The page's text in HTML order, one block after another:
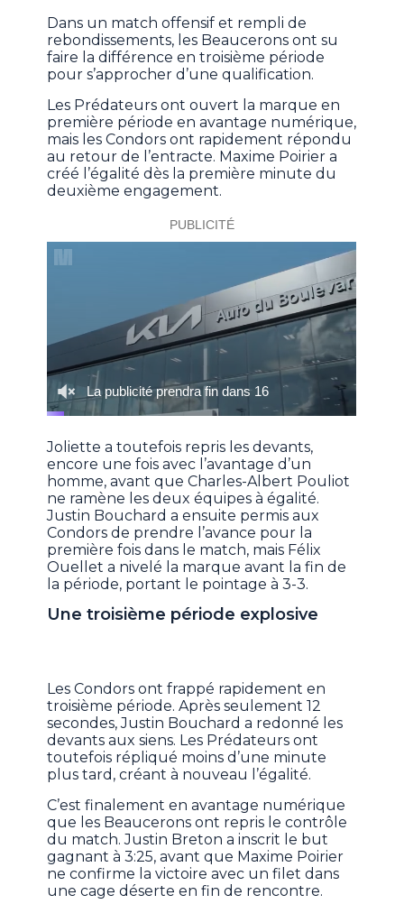
Dans un match offensif et rempli de
rebondissements, les Beaucerons ont su
faire la différence en troisième période
pour s’approcher d’une qualification.
Les Prédateurs ont ouvert la marque en
première période en avantage numérique,
mais les Condors ont rapidement répondu
au retour de l’entracte. Maxime Poirier a
créé l’égalité dès la première minute du
deuxième engagement.
Joliette a toutefois repris les devants,
encore une fois avec l’avantage d’un
homme, avant que Charles-Albert Pouliot
ne ramène les deux équipes à égalité.
Justin Bouchard a ensuite permis aux
Condors de prendre l’avance pour la
première fois dans le match, mais Félix
Ouellet a nivelé la marque avant la fin de
la période, portant le pointage à 3-3.
Une troisième période explosive
Les Condors ont frappé rapidement en
troisième période. Après seulement 12
secondes, Justin Bouchard a redonné les
devants aux siens. Les Prédateurs ont
toutefois répliqué moins d’une minute
plus tard, créant à nouveau l’égalité.
C’est finalement en avantage numérique
que les Beaucerons ont repris le contrôle
du match. Justin Breton a inscrit le but
gagnant à 3:25, avant que Maxime Poirier
ne confirme la victoire avec un filet dans
une cage déserte en fin de rencontre.